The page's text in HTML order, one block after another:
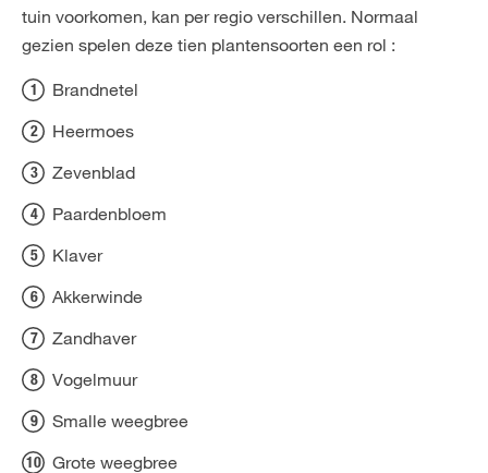
tuin voorkomen, kan per regio verschillen. Normaal
gezien spelen deze tien plantensoorten een rol :
Brandnetel
Heermoes
Zevenblad
Paardenbloem
Klaver
Akkerwinde
Zandhaver
Vogelmuur
Smalle weegbree
Grote weegbree